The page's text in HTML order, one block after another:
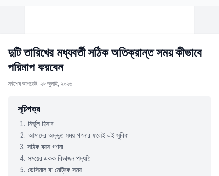
দুটি তারিখের মধ্যবর্তী সঠিক অতিক্রান্ত সময় কীভাবে
পরিমাপ করবেন
সর্বশেষ আপডেট: ২৮ জুলাই, ২০২৬
সূচিপত্র
নির্ভুল হিসাব
আমাদের অদ্ভুত সময় গণনার ফলেই এই সুবিধা
সঠিক বয়স গণনা
সময়ের একক বিভাজন পদ্ধতি
ডেসিমাল বা মেট্রিক সময়